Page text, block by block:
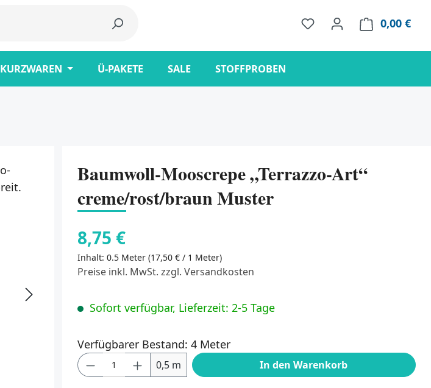
0,00 €
KURZWAREN Ü-PAKETE SALE STOFFPROBEN
Baumwoll-Mooscrepe „Terrazzo-Art“
creme/rost/braun Muster
8,75 €
Inhalt:0.5 Meter(17,50 € / 1 Meter)
Preise inkl. MwSt. zzgl. Versandkosten
Sofort verfügbar, Lieferzeit: 2-5 Tage
Verfügbarer Bestand: 4 Meter
Produkt Anzahl: Gib den gewünschten Wert ein
0,5 m In den Warenkorb